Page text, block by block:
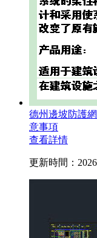
德州邊坡防護
意事項
查看詳情
更新時間：